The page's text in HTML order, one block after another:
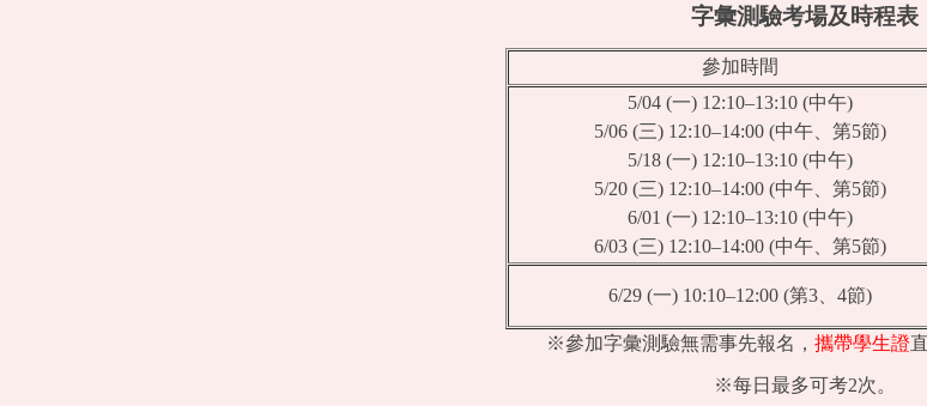
字彙測驗考場及時程表
參加時間
5/04 (一) 12:10–13:10 (中午)
5/06 (三) 12:10–14:00 (中午、第5節)
5/18 (一) 12:10–13:10 (中午)
5/20 (三) 12:10–14:00 (中午、第5節)
6/01 (一) 12:10–13:10 (中午)
6/03 (三) 12:10–14:00 (中午、第5節)
6/29 (一) 10:10–12:00 (第3、4節)
※參加字彙測驗無需事先報名， 攜帶學生證
※每日最多可考2次。